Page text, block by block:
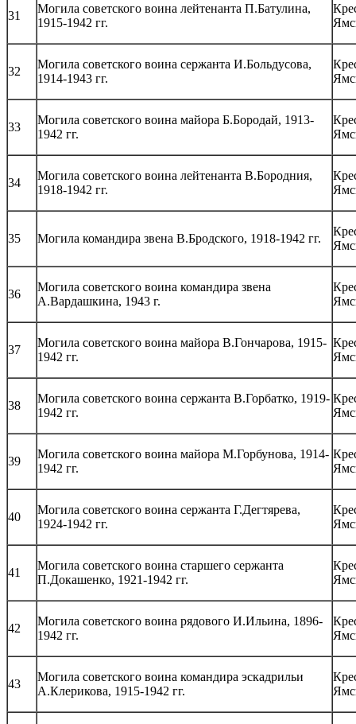
31
Могила советского воина лейтенанта П.Батулина,
1915-1942 гг.
32
Могила советского воина сержанта И.Больдусова,
1914-1943 гг.
33
Могила советского воина майора Б.Бородай, 1913-
1942 гг.
34
Могила советского воина лейтенанта В.Бородния,
1918-1942 гг.
35 Могила командира звена В.Бродского, 1918-1942 гг.
36
Могила советского воина командира звена
А.Вардашкина, 1943 г.
37
Могила советского воина майора В.Гончарова, 1915-
1942 гг.
38
Могила советского воина сержанта В.Горбатко, 1919-
1942 гг.
39
Могила советского воина майора М.Горбунова, 1914-
1942 гг.
40
Могила советского воина сержанта Г.Дегтярева,
1924-1942 гг.
41
Могила советского воина старшего сержанта
П.Докашенко, 1921-1942 гг.
42
Могила советского воина рядового И.Ильина, 1896-
1942 гг.
43
Могила советского воина командира эскадрильи
А.Клерикова, 1915-1942 гг.